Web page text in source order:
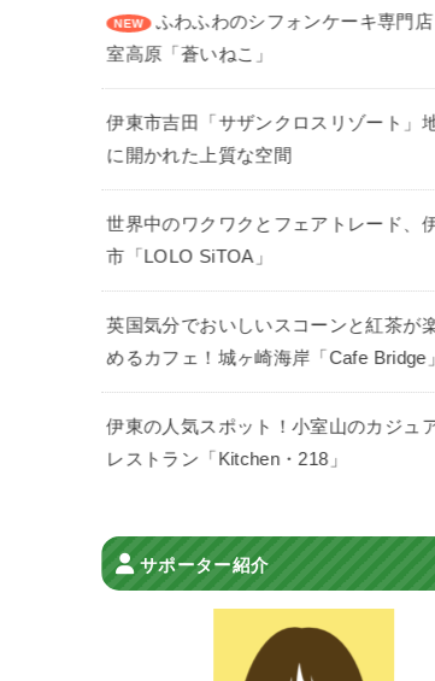
ふわふわのシフォンケーキ専門
室高原「蒼いねこ」
伊東市吉田「サザンクロスリゾート」
に開かれた上質な空間
世界中のワクワクとフェアトレード、
市「LOLO SiTOA」
英国気分でおいしいスコーンと紅茶が
めるカフェ！城ヶ崎海岸「Cafe Bridge」
伊東の人気スポット！小室山のカジュ
レストラン「Kitchen・218」
サポーター紹介